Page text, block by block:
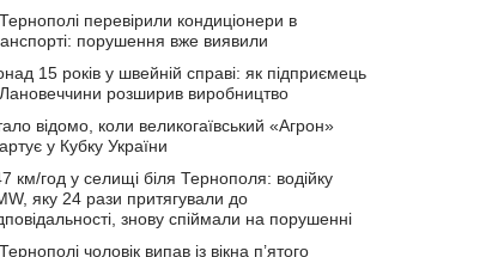
перевірили кондиціонери в
порушення вже виявили
15 років у швейній справі: як підприємець
Лановеччини розширив виробництво
відомо, коли великогаївський «Агрон»
у Кубку України
км/год у селищі біля Тернополя: водійку
яку 24 рази притягували до
знову спіймали на порушенні
чоловік випав із вікна п’ятого